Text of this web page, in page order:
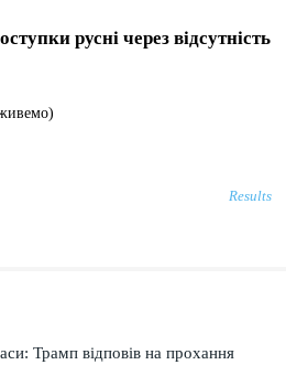
русні через відсутність
Results
Трамп відповів на прохання